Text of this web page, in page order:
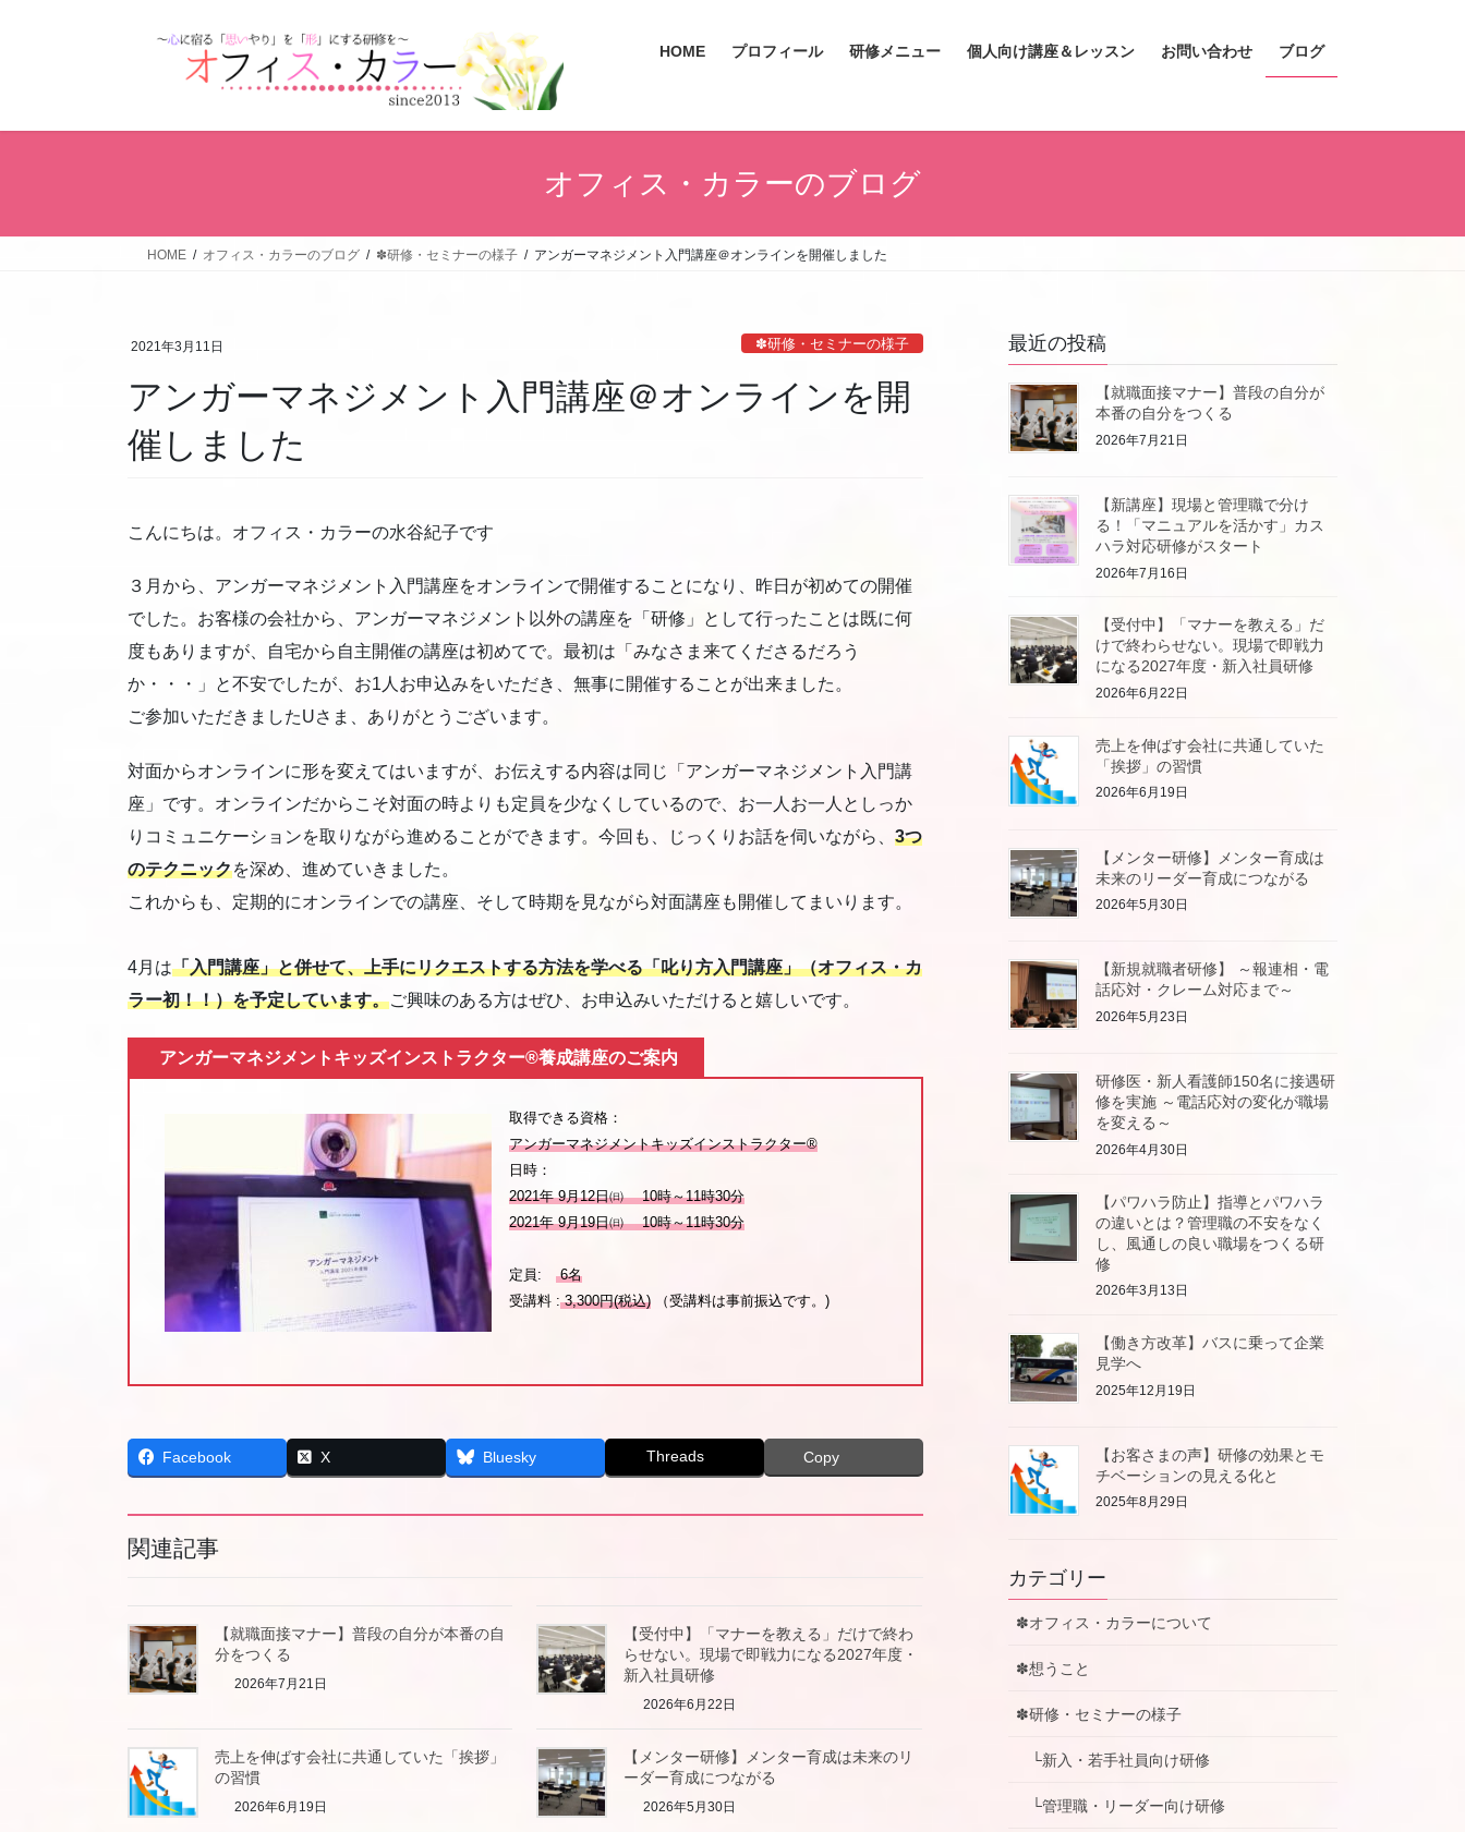
HOME プロフィール 研修メニュー 個人向け講座＆レッスン お問い合わせ ブログ
オフィス・カラーのブログ
HOME オフィス・カラーのブログ ✽研修・セミナーの様子 アンガーマネジメント入門講座＠オンラインを開催しました
2021年3月11日 ✽研修・セミナーの様子
アンガーマネジメント入門講座＠オンラインを開
催しました
こんにちは。オフィス・カラーの水谷紀子です
３月から、アンガーマネジメント入門講座をオンラインで開催することになり、昨日が初めての開催
でした。お客様の会社から、アンガーマネジメント以外の講座を「研修」として行ったことは既に何
度もありますが、自宅から自主開催の講座は初めてで。最初は「みなさま来てくださるだろう
か・・・」と不安でしたが、お1人お申込みをいただき、無事に開催することが出来ました。
ご参加いただきましたUさま、ありがとうございます。
対面からオンラインに形を変えてはいますが、お伝えする内容は同じ「アンガーマネジメント入門講
座」です。オンラインだからこそ対面の時よりも定員を少なくしているので、お一人お一人としっか
りコミュニケーションを取りながら進めることができます。今回も、じっくりお話を伺いながら、 3つ
のテクニックを深め、進めていきました。
これからも、定期的にオンラインでの講座、そして時期を見ながら対面講座も開催してまいります。
4月は「入門講座」と併せて、上手にリクエストする方法を学べる「叱り方入門講座」（オフィス・カ
ラー初！！）を予定しています。ご興味のある方はぜひ、お申込みいただけると嬉しいです。
アンガーマネジメントキッズインストラクター®養成講座のご案内
取得できる資格：
アンガーマネジメントキッズインストラクター®
日時：
2021年 9月12日㈰ 10時～11時30分
2021年 9月19日㈰ 10時～11時30分
定員: 6名
受講料 :3,300円(税込) （受講料は事前振込です。)
Facebook X Bluesky Threads Copy
関連記事
【就職面接マナー】普段の自分が本番の自
分をつくる
2026年7月21日
【受付中】「マナーを教える」だけで終わ
らせない。現場で即戦力になる2027年度・
新入社員研修
2026年6月22日
売上を伸ばす会社に共通していた「挨拶」
の習慣
2026年6月19日
【メンター研修】メンター育成は未来のリ
ーダー育成につながる
2026年5月30日
最近の投稿
【就職面接マナー】普段の自分が
本番の自分をつくる
2026年7月21日
【新講座】現場と管理職で分け
る！「マニュアルを活かす」カス
ハラ対応研修がスタート
2026年7月16日
【受付中】「マナーを教える」だ
けで終わらせない。現場で即戦力
になる2027年度・新入社員研修
2026年6月22日
売上を伸ばす会社に共通していた
「挨拶」の習慣
2026年6月19日
【メンター研修】メンター育成は
未来のリーダー育成につながる
2026年5月30日
【新規就職者研修】 ～報連相・電
話応対・クレーム対応まで～
2026年5月23日
研修医・新人看護師150名に接遇研
修を実施 ～電話応対の変化が職場
を変える～
2026年4月30日
【パワハラ防止】指導とパワハラ
の違いとは？管理職の不安をなく
し、風通しの良い職場をつくる研
修
2026年3月13日
【働き方改革】バスに乗って企業
見学へ
2025年12月19日
【お客さまの声】研修の効果とモ
チベーションの見える化と
2025年8月29日
カテゴリー
✽オフィス・カラーについて
✽想うこと
✽研修・セミナーの様子
└新入・若手社員向け研修
└管理職・リーダー向け研修